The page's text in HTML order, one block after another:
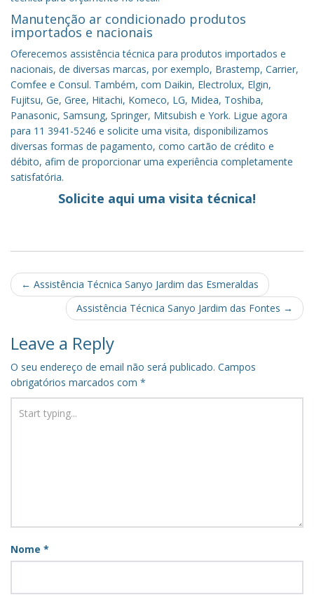
Manutenção ar condicionado produtos
importados e nacionais
Oferecemos assistência técnica para produtos importados e
nacionais, de diversas marcas, por exemplo, Brastemp, Carrier,
Comfee e Consul. Também, com Daikin, Electrolux, Elgin,
Fujitsu, Ge, Gree, Hitachi, Komeco, LG, Midea, Toshiba,
Panasonic, Samsung, Springer, Mitsubish e York. Ligue agora
para 11 3941-5246 e solicite uma visita, disponibilizamos
diversas formas de pagamento, como cartão de crédito e
débito, afim de proporcionar uma experiência completamente
satisfatória.
Solicite aqui uma visita técnica!
Post
navigation
← Assistência Técnica Sanyo Jardim das Esmeraldas
Assistência Técnica Sanyo Jardim das Fontes →
Leave a Reply
O seu endereço de email não será publicado. Campos
obrigatórios marcados com *
Nome *